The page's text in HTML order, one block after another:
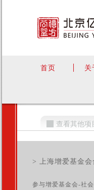
首页 关
查看其他项
> 上海增爱基金会
参与增爱基金会-社